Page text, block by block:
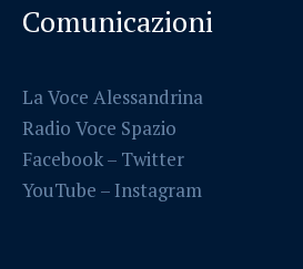
Comunicazioni
La Voce Alessandrina
Radio Voce Spazio
Facebook– Twitter
YouTube – Instagram